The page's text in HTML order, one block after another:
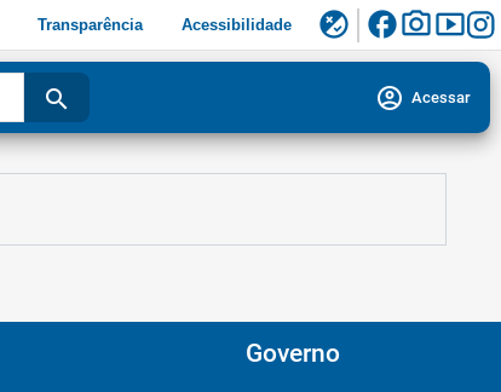
Transparência Acessibilidade flaky facebookphoto_camerasmart_display
search account_circle Acessar
Governo